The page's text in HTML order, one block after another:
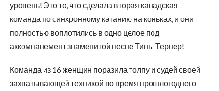
уровень! Это то, что сделала вторая канадская
команда по синхронному катанию на коньках, и они
полностью воплотились в одно целое под
аккомпанемент знаменитой песне Тины Тернер!
Команда из 16 женщин поразила толпу и судей своей
захватывающей техникой во время прошлогоднего